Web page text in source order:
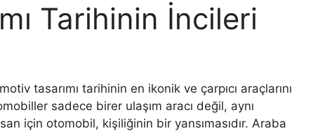
Tarihinin İncileri
tasarımı tarihinin en ikonik ve çarpıcı araçlarını
sadece birer ulaşım aracı değil, aynı
için otomobil, kişiliğinin bir yansımasıdır. Araba